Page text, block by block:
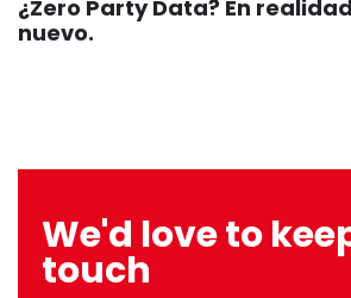
¿Zero Party Data? En
nuevo.
We'd love to
touch